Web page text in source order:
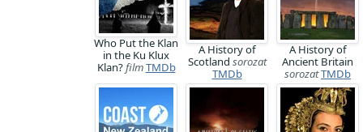
Who Put the Klan
in the Ku Klux
Klan?filmTMDb
A History of
Scotland sorozat
TMDb
A History of
Ancient Britain
sorozatTMDb